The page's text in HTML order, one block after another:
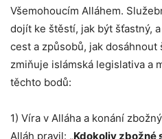
Všemohoucím Alláhem.
dojít ke štěstí, jak být šťastný,
cest a způsobů, jak
zmiňuje islámská legislativa a
těchto bodů:
1) Víra v Alláha a konání
Alláh pravil: „Kdokoliv zbožné